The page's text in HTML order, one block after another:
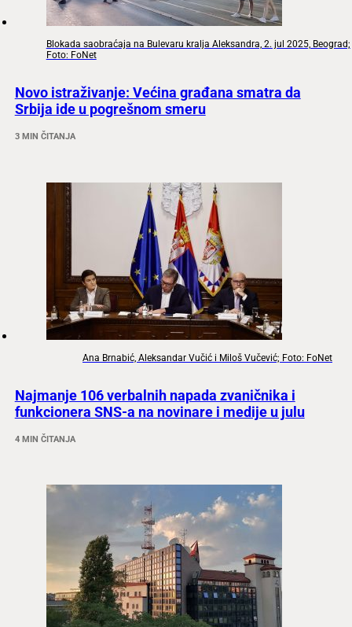
Blokada saobraćaja na Bulevaru kralja Aleksandra, 2. jul 2025, Beograd;
Foto: FoNet
Novo istraživanje: Većina građana smatra da
Srbija ide u pogrešnom smeru
3 MIN ČITANJA
Ana Brnabić, Aleksandar Vučić i Miloš Vučević; Foto: FoNet
Najmanje 106 verbalnih napada zvaničnika i
funkcionera SNS-a na novinare i medije u julu
4 MIN ČITANJA